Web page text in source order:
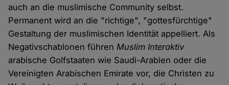
auch an die muslimische Community selbst.
Permanent wird an die "richtige", "gottesfürchtige"
Gestaltung der muslimischen Identität appelliert. Als
Negativschablonen führenMuslim Interaktiv
arabische Golfstaaten wie Saudi-Arabien oder die
Vereinigten Arabischen Emirate vor, die Christen zu